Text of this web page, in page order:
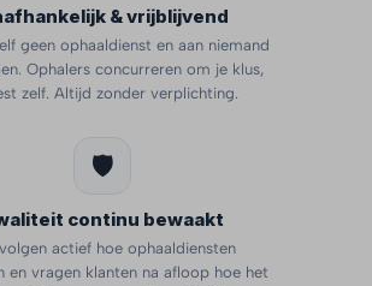
& vrijblijvend
geen ophaaldienst en aan niemand
Ophalers concurreren om je klus,
zelf. Altijd zonder verplichting.
🛡️
continu bewaakt
actief hoe ophaaldiensten
en vragen klanten na afloop hoe het